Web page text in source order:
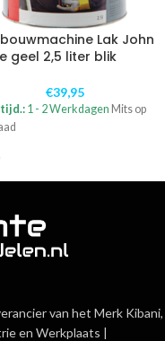
Lak John
geel 2,5 liter blik
€39,95
1 - 2 Werkdagen Mits op
van het Merk Kibani,
en Werkplaats |